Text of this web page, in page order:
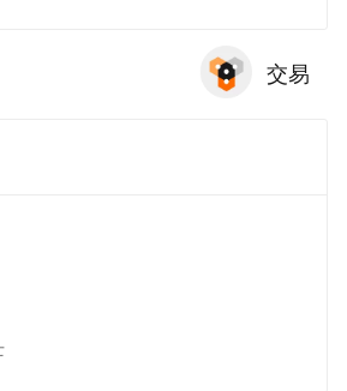
交易